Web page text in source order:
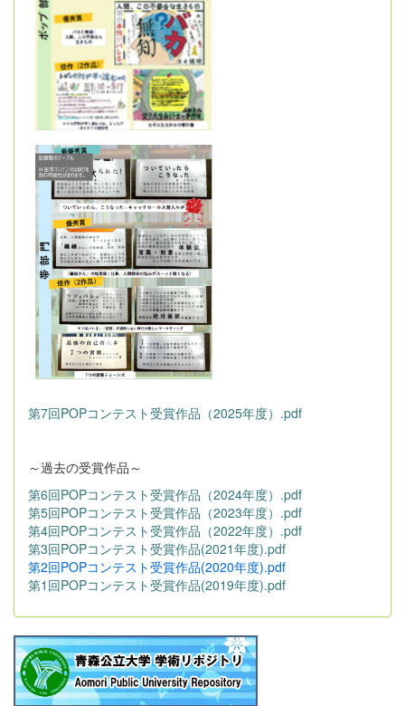
第7回POPコンテスト受賞作品（2025年度）.pdf
～過去の受賞作品～
第6回POPコンテスト受賞作品（2024年度）.pdf
第5回POPコンテスト受賞作品（2023年度）.pdf
第4回POPコンテスト受賞作品（2022年度）.pdf
第3回POPコンテスト受賞作品(2021年度).pdf
第2回POPコンテスト受賞作品(2020年度).pdf
第1回POPコンテスト受賞作品(2019年度).pdf